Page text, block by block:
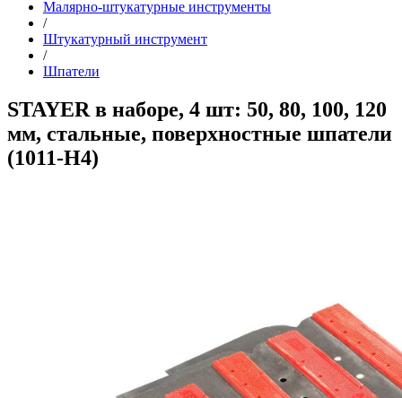
Малярно-штукатурные инструменты
/
Штукатурный инструмент
/
Шпатели
STAYER в наборе, 4 шт: 50, 80, 100, 120
мм, стальные, поверхностные шпатели
(1011-H4)